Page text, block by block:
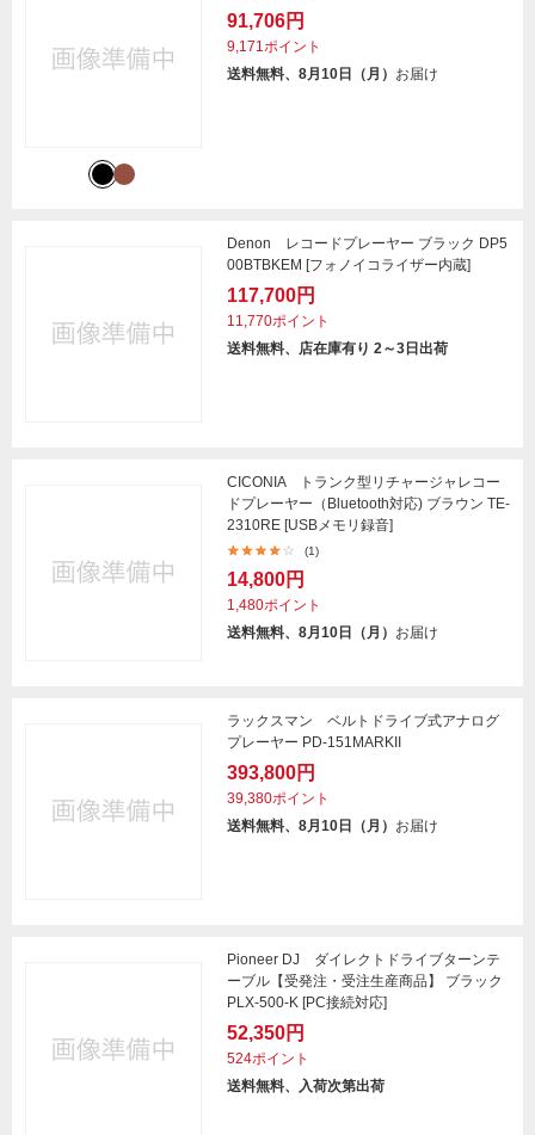
91,706円
9,171ポイント
送料無料、8月10日（月） お届け
Denon レコードプレーヤー ブラック DP5
00BTBKEM [フォノイコライザー内蔵]
117,700円
11,770ポイント
送料無料、店在庫有り 2～3日出荷
CICONIA トランク型リチャージャレコー
ドプレーヤー（Bluetooth対応) ブラウン TE-
2310RE [USBメモリ録音]
(1)
14,800円
1,480ポイント
送料無料、8月10日（月） お届け
ラックスマン ベルトドライブ式アナログ
プレーヤー PD-151MARKII
393,800円
39,380ポイント
送料無料、8月10日（月） お届け
Pioneer DJ ダイレクトドライブターンテ
ーブル【受発注・受注生産商品】 ブラック
PLX-500-K [PC接続対応]
52,350円
524ポイント
送料無料、入荷次第出荷